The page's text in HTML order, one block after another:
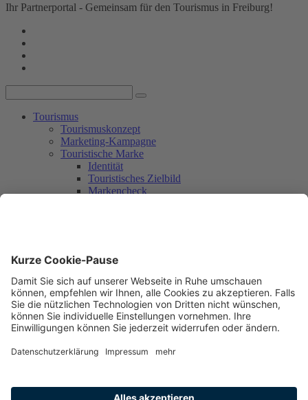
Ihr Partnerportal - Gemeinsam für den Tourismus in Freiburg!
Tourismus
Tourismuskonzept
Marketing-Kampagne
Touristische Marke
Identität
Touristisches Zielbild
Markencheck
Workshop 3
Umsetzungsplanung
Nachhaltigkeit
Mitmachen
Aktuelles + Service
Aktuelles
Kontakt